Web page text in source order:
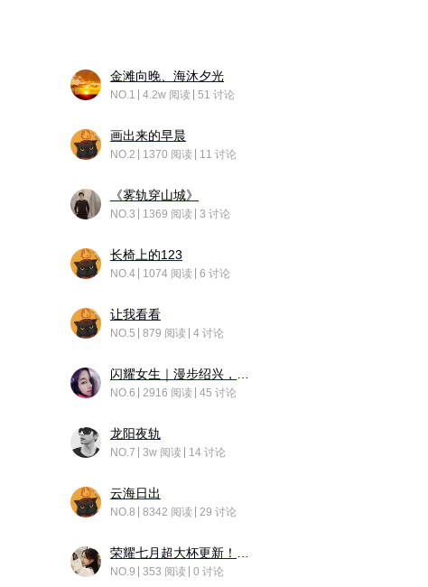
金滩向晚、海沐夕光
NO.1 4.2w 阅读 51 讨论
画出来的早晨
NO.2 1370 阅读 11 讨论
《雾轨穿山城》
NO.3 1369 阅读 3 讨论
长椅上的123
NO.4 1074 阅读 6 讨论
让我看看
NO.5 879 阅读 4 讨论
NO.6 2916 阅读 45 讨论
龙阳夜轨
NO.7 3w 阅读 14 讨论
云海日出
NO.8 8342 阅读 29 讨论
NO.9 353 阅读 0 讨论